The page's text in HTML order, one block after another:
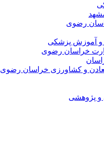
رضوی
و آموزش پزشکی
خراسان رضوی
معادن و کشاورزی خراسان رضوی
و پژوهشی